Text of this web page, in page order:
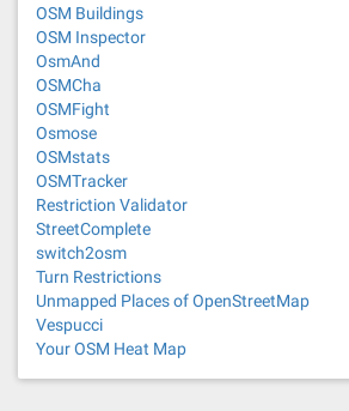
OSM Buildings
OSM Inspector
OsmAnd
OSMCha
OSMFight
Osmose
OSMstats
OSMTracker
Restriction Validator
StreetComplete
switch2osm
Turn Restrictions
Unmapped Places of OpenStreetMap
Vespucci
Your OSM Heat Map